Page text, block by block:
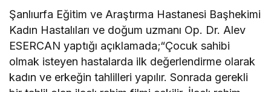
Şanlıurfa Eğitim ve Araştırma Hastanesi Başhekimi
Kadın Hastalıları ve doğum uzmanı Op. Dr. Alev
ESERCAN yaptığı açıklamada;“Çocuk sahibi
olmak isteyen hastalarda ilk değerlendirme olarak
kadın ve erkeğin tahlilleri yapılır. Sonrada gerekli